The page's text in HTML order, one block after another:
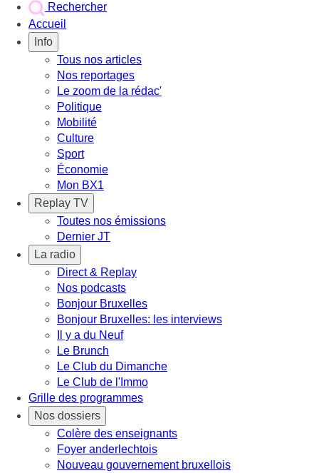
Rechercher
Accueil
Info
Tous nos articles
Nos reportages
Le zoom de la rédac'
Politique
Mobilité
Culture
Sport
Économie
Mon BX1
Replay TV
Toutes nos émissions
Dernier JT
La radio
Direct & Replay
Nos podcasts
Bonjour Bruxelles
Bonjour Bruxelles: les interviews
Il y a du Neuf
Le Brunch
Le Club du Dimanche
Le Club de l'Immo
Grille des programmes
Nos dossiers
Colère des enseignants
Foyer anderlechtois
Nouveau gouvernement bruxellois